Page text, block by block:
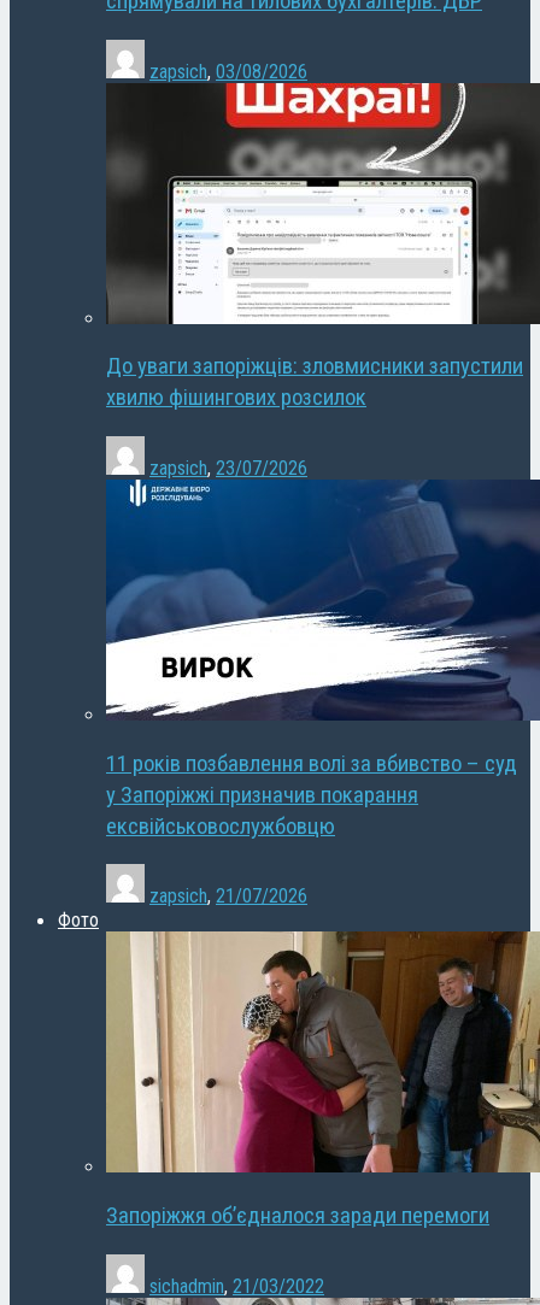
zapsich, 03/08/2026
До уваги запоріжців: зловмисники запустили
хвилю фішингових розсилок
zapsich, 23/07/2026
11 років позбавлення волі за вбивство – суд
у Запоріжжі призначив покарання
ексвійськовослужбовцю
zapsich, 21/07/2026
Фото
Запоріжжя об’єдналося заради перемоги
sichadmin, 21/03/2022